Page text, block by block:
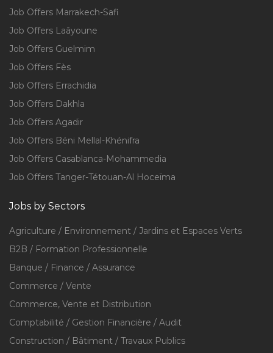
Job Offers Marrakech-Safi
Job Offers Laâyoune
Job Offers Guelmim
Job Offers Fès
Job Offers Errachidia
Job Offers Dakhla
Job Offers Agadir
Job Offers Béni Mellal-Khénifra
Job Offers Casablanca-Mohammedia
Job Offers Tanger-Tétouan-Al Hoceïma
Jobs by Sectors
Agriculture / Environnement / Jardins et Espaces Verts
B2B / Formation Professionnelle
Banque / Finance / Assurance
Commerce / Vente
Commerce, Vente et Distribution
Comptabilité / Gestion Financière / Audit
Construction / Bâtiment / Travaux Publics